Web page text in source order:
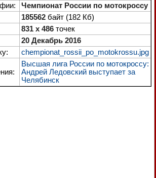
Чемпионат России по мотокроссу
185562 байт (182 Кб)
831 x 486 точек
20 Декабрь 2016
chempionat_rossii_po_motokrossu.jpg
Высшая лига России по мотокроссу:
Андрей Ледовский выступает за
Челябинск